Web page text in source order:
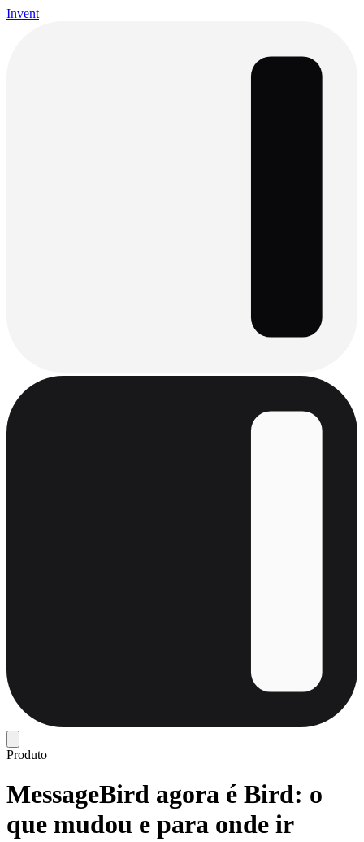
Invent
Produto
MessageBird agora é Bird: o
que mudou e para onde ir